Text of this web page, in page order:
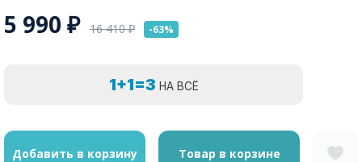
5 990 ₽ 16 410₽ -63%
1+1=3 НА ВСЁ
Добавить в корзину Товар в корзине